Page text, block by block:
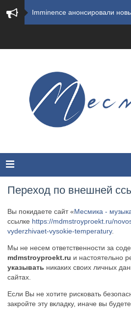
​Imminence анонсировали
​Summer Breeze Open Air 2026
​Wacken Open Air 2026: открыт
Wacken Open Air 2026
​Wacken Open Air 2027
Переход по внешней
Вы покидаете сайт «Месмика -
ссылке https://mdmstroyproekt.ru/
vyderzhivaet-vysokie-temperatury.
Мы не несем ответственности за
mdmstroyproekt.ru и настоятельно
указывать никаких своих личных
сайтах.
Если Вы не хотите рисковать
закройте эту вкладку, иначе вы